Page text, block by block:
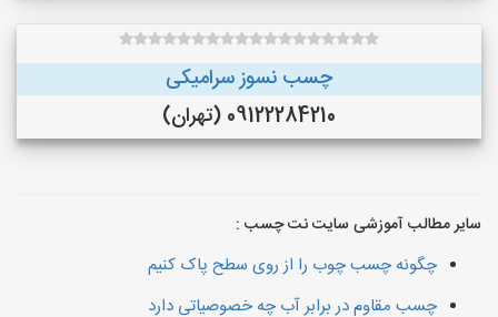
چسب نسوز سرامیکی
09122284210 (تهران)
سایر مطالب آموزشی سایت نت چسب :
چگونه چسب چوب را از روی سطح پاک کنیم
چسب مقاوم در برابر آب چه خصوصیاتی دارد